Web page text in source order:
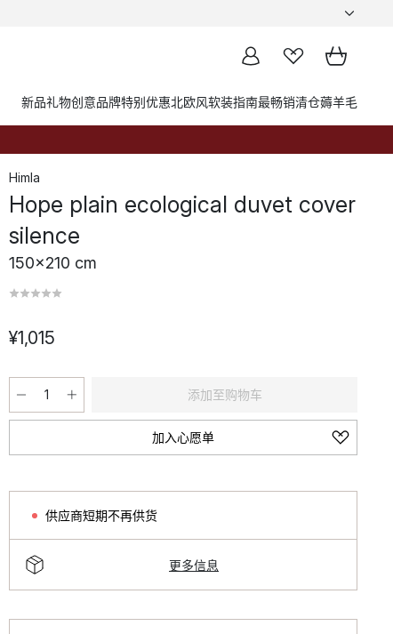
新品礼物创意品牌特别优惠北欧风软装指南最畅销清仓薅羊毛
Himla
Hope plain ecological duvet cover
silence
150x210 cm
¥1,015
添加至购物车
加入心愿单
供应商短期不再供货
更多信息